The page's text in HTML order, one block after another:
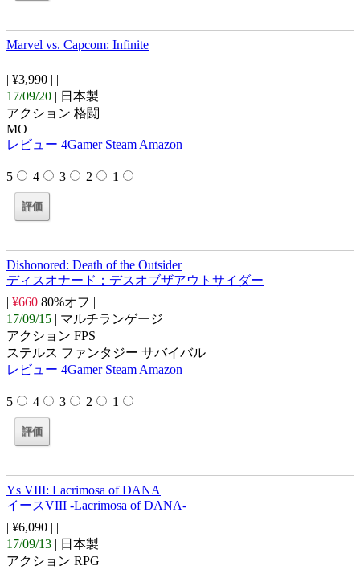
Marvel vs. Capcom: Infinite
| ¥3,990 | |
17/09/20 | 日本製
アクション 格闘
MO
レビュー 4Gamer Steam Amazon
5 4 3 2 1
Dishonored: Death of the Outsider
ディスオナード：デスオブザアウトサイダー
| ¥660 80%オフ | |
17/09/15 | マルチランゲージ
アクション FPS
ステルス ファンタジー サバイバル
レビュー 4Gamer Steam Amazon
5 4 3 2 1
Ys VIII: Lacrimosa of DANA
イースVIII -Lacrimosa of DANA-
| ¥6,090 | |
17/09/13 | 日本製
アクション RPG